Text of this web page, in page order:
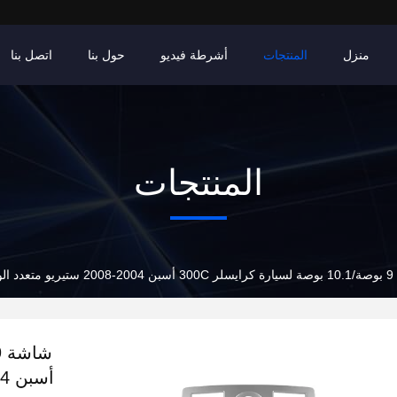
منزل المنتجات أشرطة فيديو حول بنا اتصل بنا
المنتجات
أسبن 2004-2008 ستيريو متعدد الوسائط للسيارة